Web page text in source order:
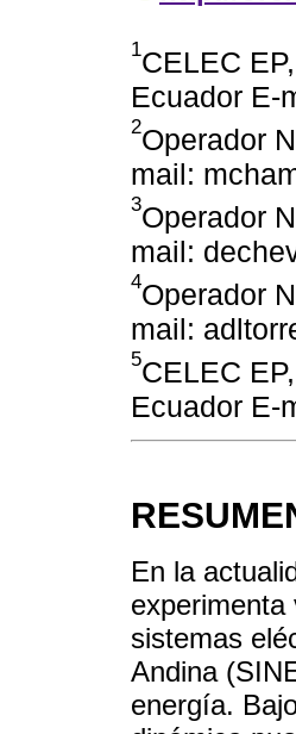
1CELEC
Ecuador E-
2Operador
mail:
3Operador
mail:
4Operador
mail:
5CELEC
Ecuador E-
En la
sistemas
Andina
energía.